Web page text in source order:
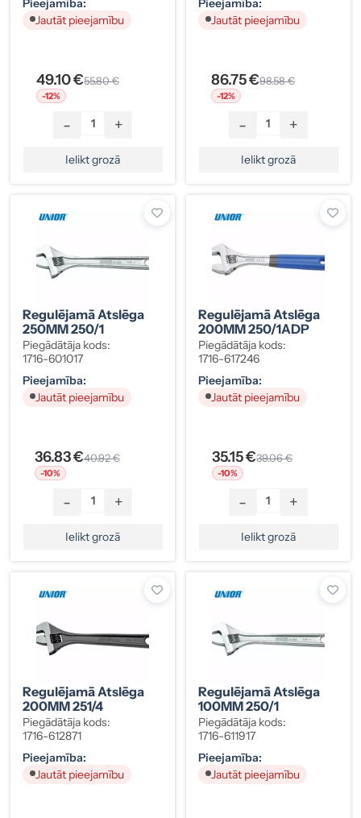
Jautāt pieejamību
49.10 €55.80 €
-12%
- +
Ielikt grozā
Jautāt pieejamību
86.75 €98.58 €
-12%
- +
Ielikt grozā
Regulējamā Atslēga
250MM 250/1
Piegādātāja kods:
1716-601017
Pieejamība:
Jautāt pieejamību
36.83 €40.92 €
-10%
- +
Ielikt grozā
Regulējamā Atslēga
200MM 250/1ADP
Piegādātāja kods:
1716-617246
Pieejamība:
Jautāt pieejamību
35.15 €39.06 €
-10%
- +
Ielikt grozā
Regulējamā Atslēga
200MM 251/4
Piegādātāja kods:
1716-612871
Pieejamība:
Jautāt pieejamību
Regulējamā Atslēga
100MM 250/1
Piegādātāja kods:
1716-611917
Pieejamība:
Jautāt pieejamību